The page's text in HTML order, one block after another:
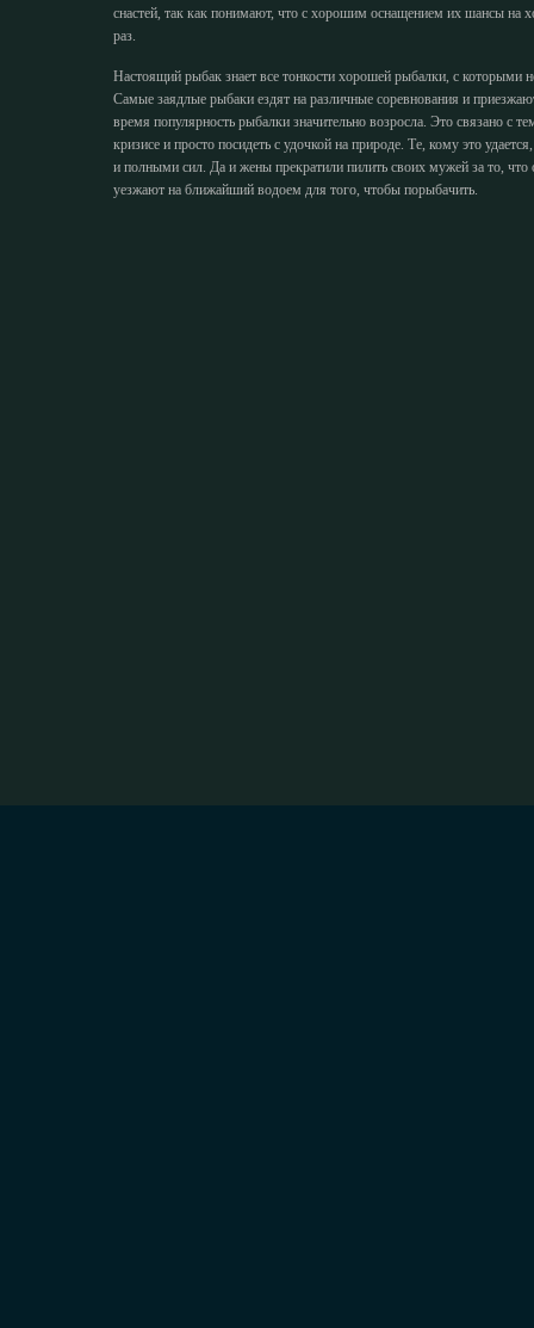
снастей, так как понимают, что с хорошим оснащением их шансы на
раз.
Настоящий рыбак знает все тонкости хорошей рыбалки, с которыми
Самые заядлые рыбаки ездят на различные соревнования и
время популярность рыбалки значительно возросла. Это связано с
кризисе и просто посидеть с удочкой на природе. Те, кому это
и полными сил. Да и жены прекратили пилить своих мужей за то,
уезжают на ближайший водоем для того, чтобы порыбачить.